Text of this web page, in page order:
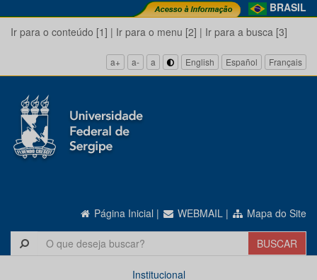
BRASIL
Ir para o conteúdo [1] | Ir para o menu [2] | Ir para a busca [3]
a+ a- a English Español Français
Página Inicial | WEBMAIL | Mapa do Site
Institucional